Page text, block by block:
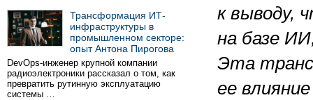
Трансформация ИТ-
инфраструктуры в
промышленном секторе:
опыт Антона Пирогова
DevOps-инженер крупной компании
радиоэлектроники рассказал о том, как
превратить рутинную эксплуатацию
системы …
к выводу,
на базе
Эта
ее